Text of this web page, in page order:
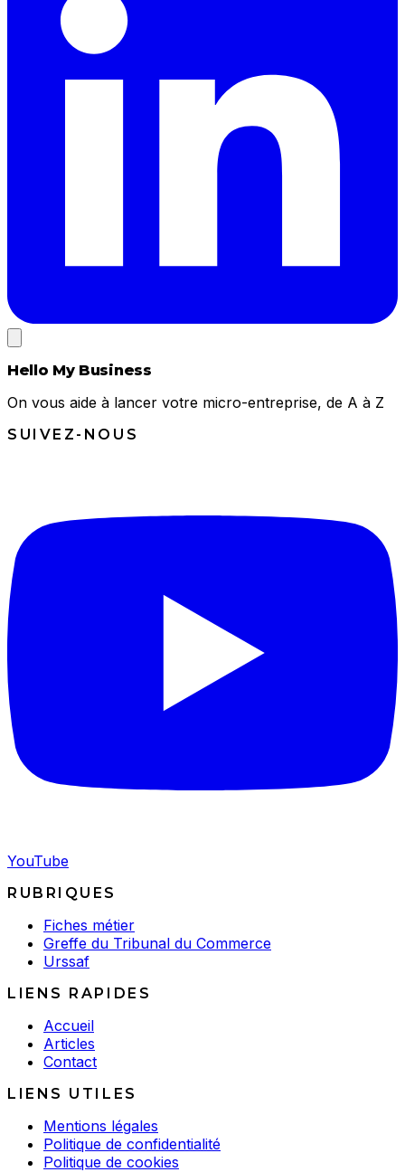
Hello My Business
On vous aide à lancer votre micro-entreprise, de A à Z
SUIVEZ-NOUS
YouTube
RUBRIQUES
Fiches métier
Greffe du Tribunal du Commerce
Urssaf
LIENS RAPIDES
Accueil
Articles
Contact
LIENS UTILES
Mentions légales
Politique de confidentialité
Politique de cookies